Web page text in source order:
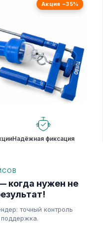
Акция −35%
Надёжная фиксация
когда нужен не
точный контроль